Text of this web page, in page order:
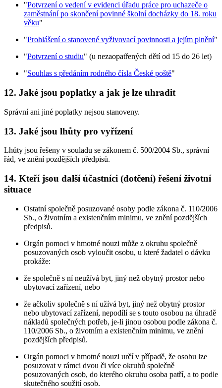
"Potvrzení o vedení v evidenci úřadu práce pro uchazeče o
zaměstnání po skončení povinné školní docházky do 18. roku
věku"
"Prohlášení o stanovené vyživovací povinnosti a jejím plnění"
"Potvrzení o studiu" (u nezaopatřených dětí od 15 do 26 let)
"Souhlas s předáním rodného čísla České poště"
12. Jaké jsou poplatky a jak je lze uhradit
Správní ani jiné poplatky nejsou stanoveny.
13. Jaké jsou lhůty pro vyřízení
Lhůty jsou řešeny v souladu se zákonem č. 500/2004 Sb., správní
řád, ve znění pozdějších předpisů.
14. Kteří jsou další účastníci (dotčení) řešení životní
situace
Ostatní společně posuzované osoby podle zákona č. 110/2006
Sb., o životním a existenčním minimu, ve znění pozdějších
předpisů.
Orgán pomoci v hmotné nouzi může z okruhu společně
posuzovaných osob vyloučit osobu, u které žadatel o dávku
prokáže:
že společně s ní neužívá byt, jiný než obytný prostor nebo
ubytovací zařízení, nebo
že ačkoliv společně s ní užívá byt, jiný než obytný prostor
nebo ubytovací zařízení, nepodílí se s touto osobou na úhradě
nákladů společných potřeb, je-li jinou osobou podle zákona č.
110/2006 Sb., o životním a existenčním minimu, ve znění
pozdějších předpisů.
Orgán pomoci v hmotné nouzi určí v případě, že osobu lze
posuzovat v rámci dvou či více okruhů společně
posuzovaných osob, do kterého okruhu osoba patří, a to podle
skutečného soužití osob.